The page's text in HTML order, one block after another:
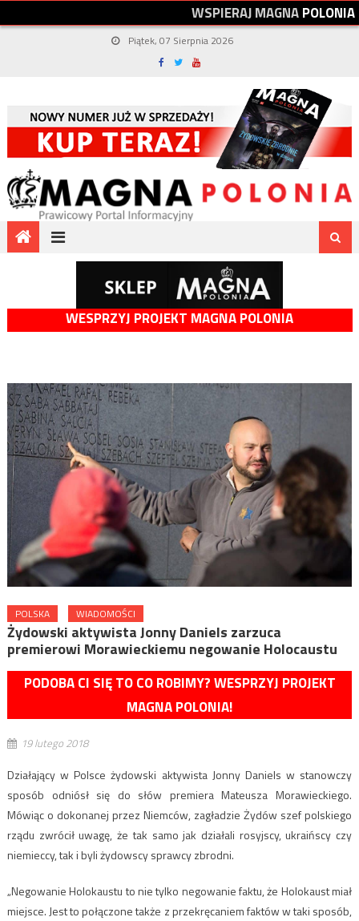
WSPIERAJMAGNAPOLONIA
Piątek, 07 Sierpnia 2026
WESPRZYJ PROJEKT MAGNA POLONIA
POLSKA WIADOMOŚCI
Żydowski aktywista Jonny Daniels zarzuca
premierowi Morawieckiemu negowanie Holocaustu
PODOBA CI SIĘ TO CO ROBIMY? WESPRZYJ PROJEKT
MAGNA POLONIA!
19 lutego 2018
Działający w Polsce żydowski aktywista Jonny Daniels w stanowczy
sposób odniósł się do słów premiera Mateusza Morawieckiego.
Mówiąc o dokonanej przez Niemców, zagładzie Żydów szef polskiego
rządu zwrócił uwagę, że tak samo jak działali rosyjscy, ukraińscy czy
niemieccy, tak i byli żydowscy sprawcy zbrodni.
„Negowanie Holokaustu to nie tylko negowanie faktu, że Holokaust miał
miejsce. Jest to połączone także z przekręcaniem faktów w taki sposób,